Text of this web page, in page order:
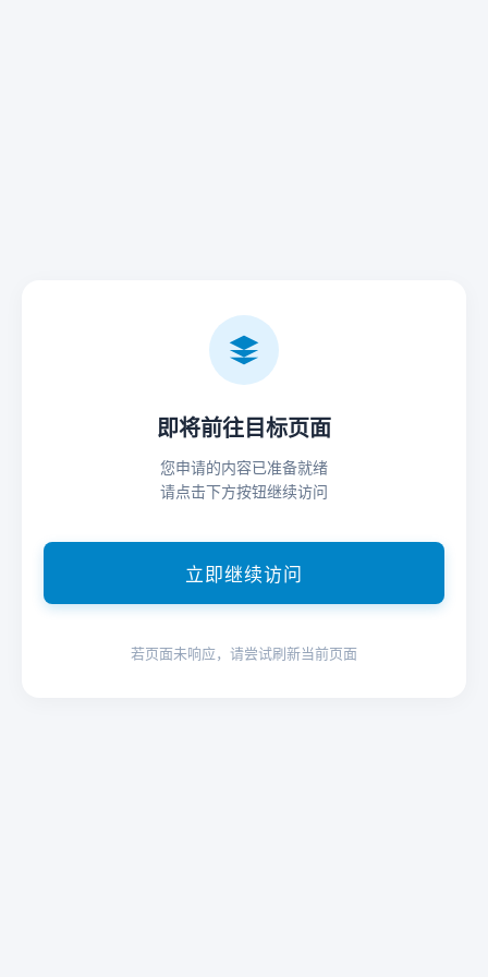
即将前往目标页面
您申请的内容已准备就绪
请点击下方按钮继续访问
立即继续访问
若页面未响应，请尝试刷新当前页面